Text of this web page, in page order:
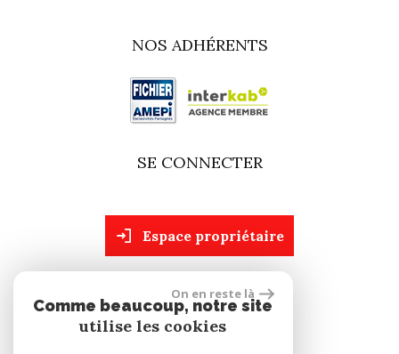
NOS ADHÉRENTS
SE CONNECTER
espace propriétaire
site réalisé par
On en reste là
Comme beaucoup, notre site
utilise les cookies